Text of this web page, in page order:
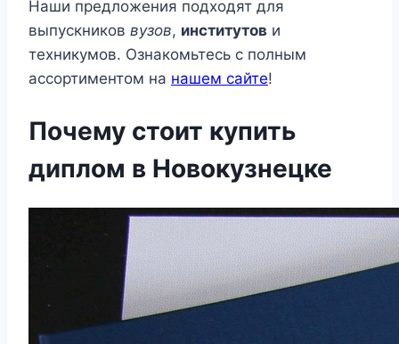
Наши предложения подходят для
выпускников вузов, институтов и
техникумов. Ознакомьтесь с полным
ассортиментом на нашем сайте!
Почему стоит купить
диплом в Новокузнецке